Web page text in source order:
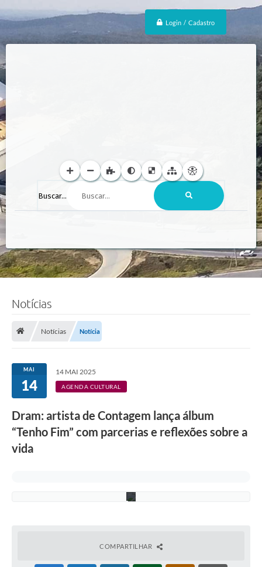
Login / Cadastro
Buscar...
Notícias
Notícias Notícia
MAI
14
14 MAI 2025
AGENDA CULTURAL
Dram: artista de Contagem lança álbum
“Tenho Fim” com parcerias e reflexões sobre a
vida
é
b
o
COMPARTILHAR